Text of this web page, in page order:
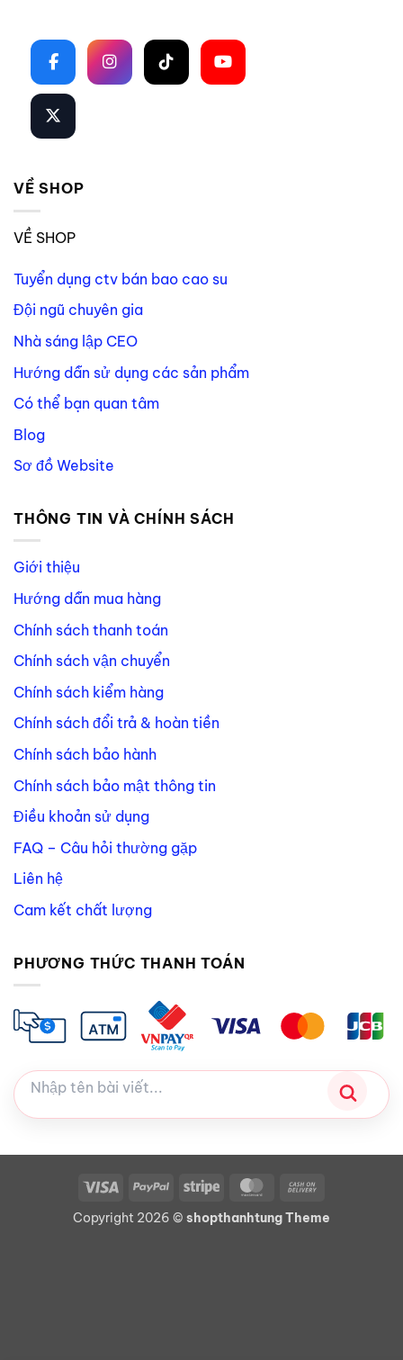
VỀ SHOP
VỀ SHOP
Tuyển dụng ctv bán bao cao su
Đội ngũ chuyên gia
Nhà sáng lập CEO
Hướng dẫn sử dụng các sản phẩm
Có thể bạn quan tâm
Blog
Sơ đồ Website
THÔNG TIN VÀ CHÍNH SÁCH
Giới thiệu
Hướng dẫn mua hàng
Chính sách thanh toán
Chính sách vận chuyển
Chính sách kiểm hàng
Chính sách đổi trả & hoàn tiền
Chính sách bảo hành
Chính sách bảo mật thông tin
Điều khoản sử dụng
FAQ – Câu hỏi thường gặp
Liên hệ
Cam kết chất lượng
PHƯƠNG THỨC THANH TOÁN
Visa PayPal Stripe MasterCard
Delivery
Copyright 2026 © shopthanhtung Theme